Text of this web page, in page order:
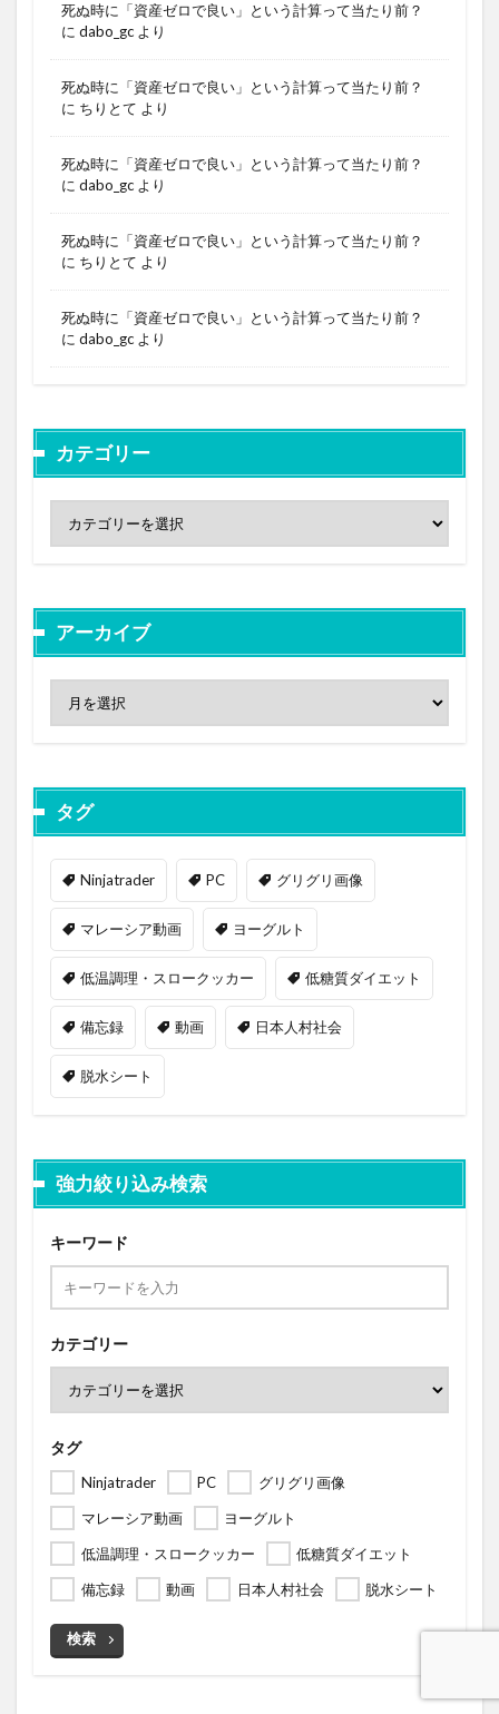
死ぬ時に「資産ゼロで良い」という計算って当たり前？
に dabo_gc より
死ぬ時に「資産ゼロで良い」という計算って当たり前？
に ちりとて より
死ぬ時に「資産ゼロで良い」という計算って当たり前？
に dabo_gc より
死ぬ時に「資産ゼロで良い」という計算って当たり前？
に ちりとて より
死ぬ時に「資産ゼロで良い」という計算って当たり前？
に dabo_gc より
カテゴリー
アーカイブ
タグ
Ninjatrader PC グリグリ画像
マレーシア動画 ヨーグルト
低温調理・スロークッカー 低糖質ダイエット
備忘録 動画 日本人村社会
脱水シート
強力絞り込み検索
キーワード
カテゴリー
タグ
Ninjatrader PC
グリグリ画像
マレーシア動画
ヨーグルト
低温調理・スロークッカー
低糖質ダイエット
備忘録
動画 日本人村社会 脱水シート
検索